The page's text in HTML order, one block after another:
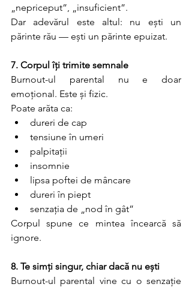
„nepriceput”, „insuficient”.
Dar adevărul este altul: nu ești un
părinte rău — ești un părinte epuizat.
7. Corpul îți trimite semnale
Burnout-ul parental nu e doar
emoțional. Este și fizic.
Poate arăta ca:
dureri de cap
tensiune în umeri
palpitații
insomnie
lipsa poftei de mâncare
dureri în piept
senzația de „nod în gât”
Corpul spune ce mintea încearcă să
ignore.
8. Te simți singur, chiar dacă nu ești
Burnout-ul parental vine cu o senzație